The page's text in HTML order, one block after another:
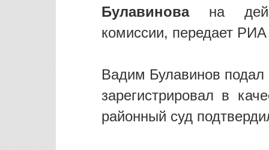
Булавинова на
комиссии, передает
Вадим Булавинов
зарегистрировал в
районный суд